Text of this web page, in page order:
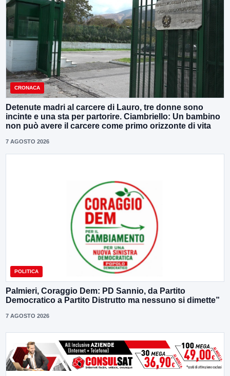
CRONACA
Detenute madri al carcere di Lauro, tre donne sono
incinte e una sta per partorire. Ciambriello: Un bambino
non può avere il carcere come primo orizzonte di vita
7 AGOSTO 2026
POLITICA
Palmieri, Coraggio Dem: PD Sannio, da Partito
Democratico a Partito Distrutto ma nessuno si dimette”
7 AGOSTO 2026